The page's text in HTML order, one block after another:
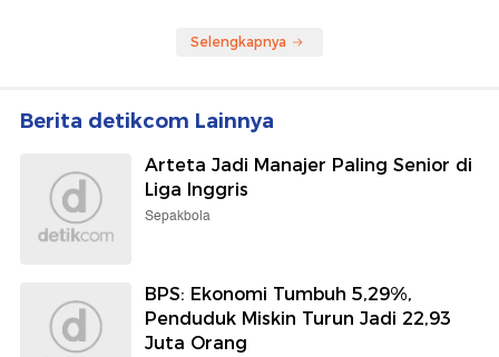
Selengkapnya
Berita detikcom Lainnya
Arteta Jadi Manajer Paling Senior di
Liga Inggris
Sepakbola
BPS: Ekonomi Tumbuh 5,29%,
Penduduk Miskin Turun Jadi 22,93
Juta Orang